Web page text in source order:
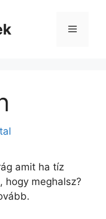
Menü
amit ha tíz
hogy meghalsz?